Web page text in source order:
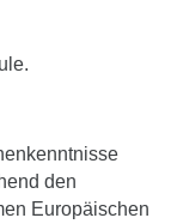
den
Europäischen